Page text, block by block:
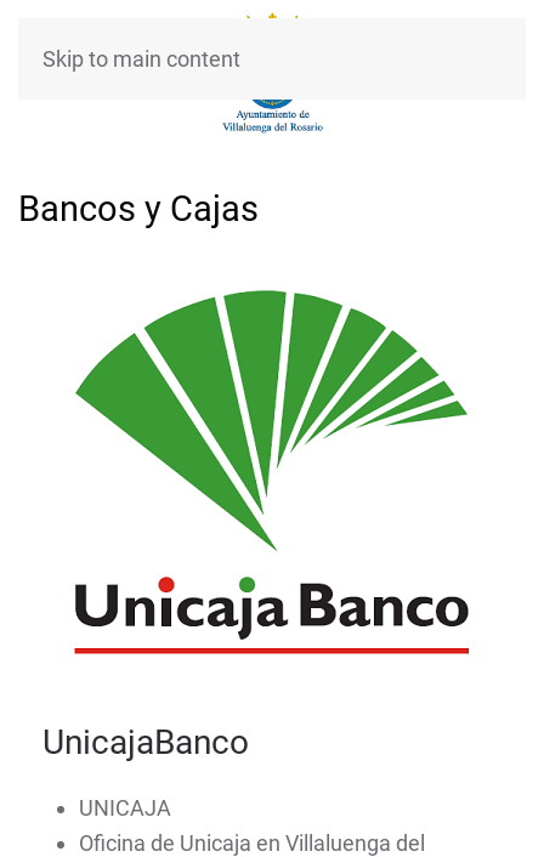
Skip to main content
Bancos y Cajas
UnicajaBanco
UNICAJA
Oficina de Unicaja en Villaluenga del